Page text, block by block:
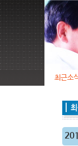
최근소